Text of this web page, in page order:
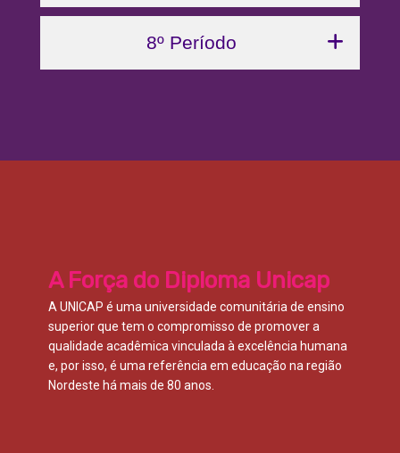
8º Período
A Força do Diploma Unicap
A UNICAP é uma universidade comunitária de ensino
superior que tem o compromisso de promover a
qualidade acadêmica vinculada à excelência humana
e, por isso, é uma referência em educação na região
Nordeste há mais de 80 anos.